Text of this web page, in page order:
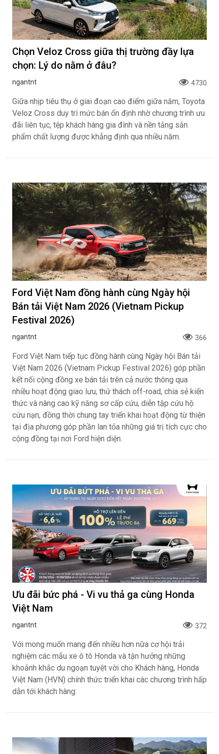
Chọn Veloz Cross giữa thị trường đầy lựa
chọn: Lý do nằm ở đâu?
ngantnt 4730
Giữa nhịp tiêu thụ ở giai đoạn cao điểm giữa năm, Toyota
Veloz Cross duy trì mức bán ổn định nhờ chương trình ưu
đãi liên tục, tệp khách hàng gia đình và nền tảng sản
phẩm chất lượng được khẳng định qua nhiều năm.
Ford Việt Nam đồng hành cùng Ngày hội
Bán tải Việt Nam 2026 (Vietnam Pickup
Festival 2026)
ngantnt 366
Ford Việt Nam tiếp tục đồng hành cùng Ngày hội Bán tải
Việt Nam 2026 (Vietnam Pickup Festival 2026) góp phần
kết nối cộng đồng xe bán tải trên cả nước thông qua
nhiều hoạt động giao lưu, thử thách off-road, chia sẻ kiến
thức và nâng cao kỹ năng sơ cấp cứu, diễn tập cứu hộ
cứu nạn, đồng thời chung tay triển khai hoạt động từ thiện
tại địa phương góp phần lan tỏa những giá trị tích cực cho
cộng đồng tại nơi Ford hiện diện.
Ưu đãi bức phá - Vi vu thả ga cùng Honda
Việt Nam
ngantnt 372
Với mong muốn mang đến nhiều hơn nữa cơ hội trải
nghiệm các mẫu xe ô tô Honda và tận hưởng những
khoảnh khắc du ngoạn tuyệt vời cho Khách hàng, Honda
Việt Nam (HVN) chính thức triển khai các chương trình hấp
dẫn tới khách hàng: